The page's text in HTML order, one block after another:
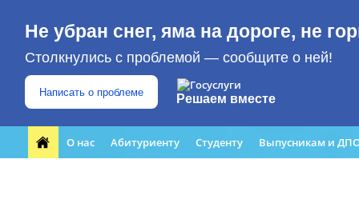
Не убран снег, яма на дороге, не
Столкнулись с проблемой — сообщите о ней!
Написать о проблеме Решаем вместе
О нас Абитуриенту Студенту Выпусникам и